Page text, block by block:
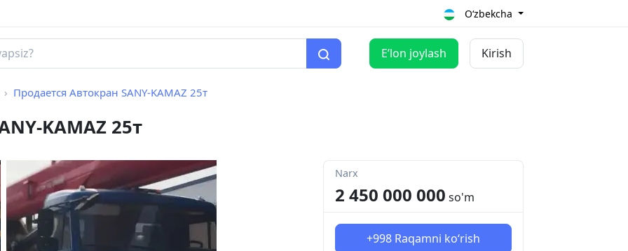
O‘zbekcha
Eʼlon joylash Kirish
Продается Автокран SANY-KAMAZ 25т
KAMAZ 25т
Narx
2 450 000 000 so'm
+998 Raqamni ko‘rish